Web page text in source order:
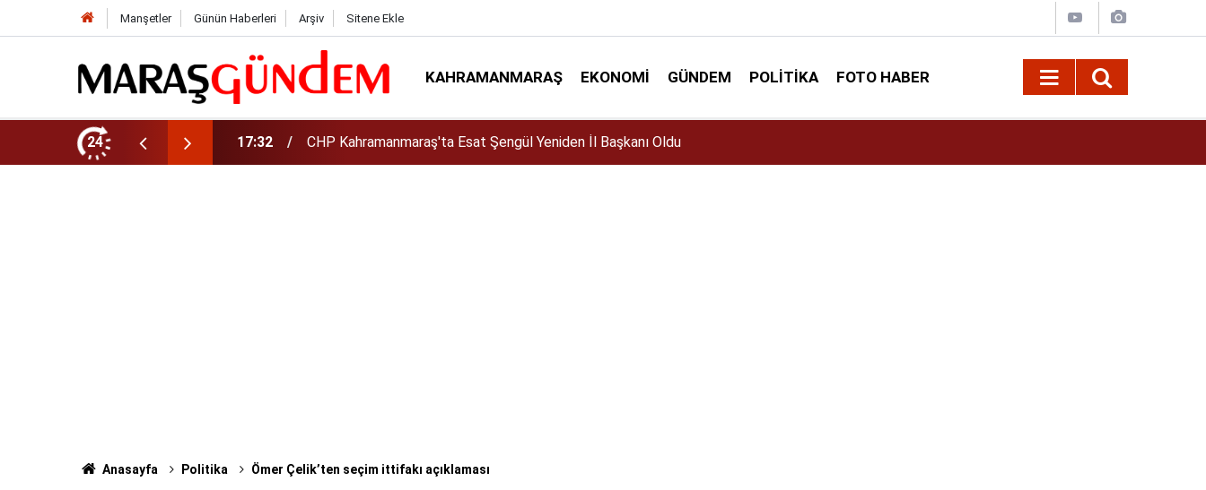
Manşetler Günün Haberleri Arşiv Sitene Ekle
KAHRAMANMARAŞ EKONOMI GÜNDEM POLITIKA FOTO HABER
24 17:08 Altın daha yükselir mi? Altın almalı mı? Satmalı mı? Uzmanlar ne diyor?
Anasayfa Politika Ömer Çelik’ten seçim ittifakı açıklaması